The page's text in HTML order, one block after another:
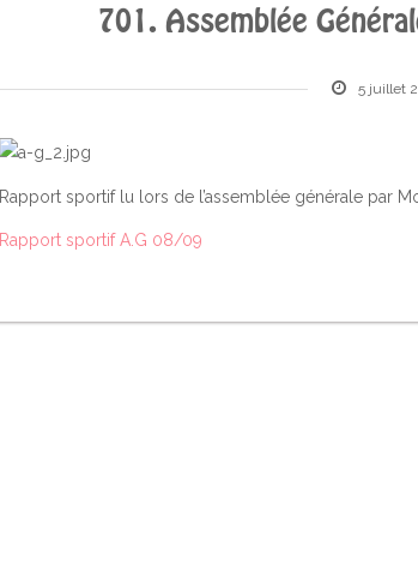
701. Assemblée
5 juillet
Rapport sportif lu lors de l’assemblée générale par
Rapport sportif A.G 08/09